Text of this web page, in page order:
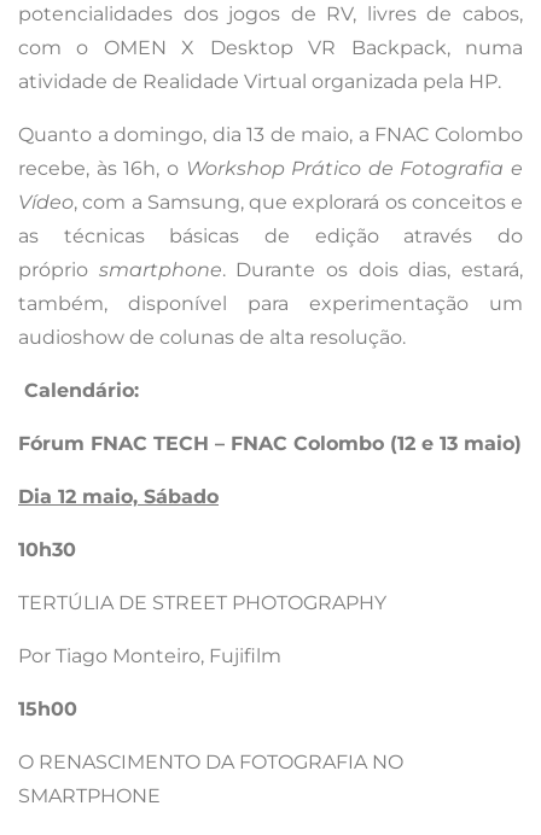
potencialidades dos jogos de RV, livres de cabos,
com o OMEN X Desktop VR Backpack, numa
atividade de Realidade Virtual organizada pela HP.
Quanto a domingo, dia 13 de maio, a FNAC Colombo
recebe, às 16h, o Workshop Prático de Fotografia e
Vídeo, com a Samsung, que explorará os conceitos e
as técnicas básicas de edição através do
próprio smartphone. Durante os dois dias, estará,
também, disponível para experimentação um
audioshow de colunas de alta resolução.
Calendário:
Fórum FNAC TECH – FNAC Colombo (12 e 13 maio)
Dia 12 maio, Sábado
10h30
TERTÚLIA DE STREET PHOTOGRAPHY
Por Tiago Monteiro, Fujifilm
15h00
O RENASCIMENTO DA FOTOGRAFIA NO
SMARTPHONE